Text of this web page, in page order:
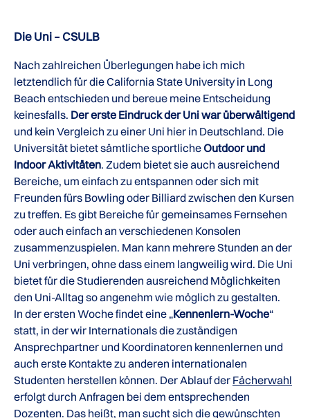
Die Uni – CSULB
Nach zahlreichen Überlegungen habe ich mich
letztendlich für die California State University in Long
Beach entschieden und bereue meine Entscheidung
keinesfalls. Der erste Eindruck der Uni war überwältigend
und kein Vergleich zu einer Uni hier in Deutschland. Die
Universität bietet sämtliche sportlicheOutdoor und
Indoor Aktivitäten. Zudem bietet sie auch ausreichend
Bereiche, um einfach zu entspannen oder sich mit
Freunden fürs Bowling oder Billiard zwischen den Kursen
zu treffen. Es gibt Bereiche für gemeinsames Fernsehen
oder auch einfach an verschiedenen Konsolen
zusammenzuspielen. Man kann mehrere Stunden an der
Uni verbringen, ohne dass einem langweilig wird. Die Uni
bietet für die Studierenden ausreichend Möglichkeiten
den Uni-Alltag so angenehm wie möglich zu gestalten.
In der ersten Woche findet eine „Kennenlern-Woche“
statt, in der wir Internationals die zuständigen
Ansprechpartner und Koordinatoren kennenlernen und
auch erste Kontakte zu anderen internationalen
Studenten herstellen können. Der Ablauf der Fächerwahl
erfolgt durch Anfragen bei dem entsprechenden
Dozenten. Das heißt, man sucht sich die gewünschten